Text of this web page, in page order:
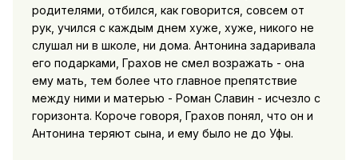
родителями, отбился, как говорится, совсем от
рук, учился с каждым днем хуже, хуже, никого не
слушал ни в школе, ни дома. Антонина задаривала
его подарками, Грахов не смел возражать - она
ему мать, тем более что главное препятствие
между ними и матерью - Роман Славин - исчезло с
горизонта. Короче говоря, Грахов понял, что он и
Антонина теряют сына, и ему было не до Уфы.